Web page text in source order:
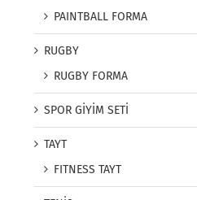
PAINTBALL FORMA
RUGBY
RUGBY FORMA
SPOR GİYİM SETİ
TAYT
FITNESS TAYT